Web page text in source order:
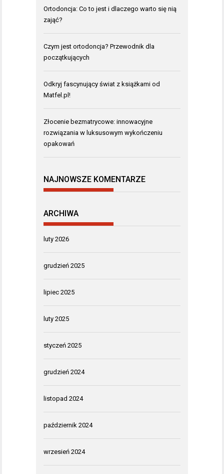
Ortodoncja: Co to jest i dlaczego warto się nią
zająć?
Czym jest ortodoncja? Przewodnik dla
początkujących
Odkryj fascynujący świat z książkami od
Matfel.pl!
Złocenie bezmatrycowe: innowacyjne
rozwiązania w luksusowym wykończeniu
opakowań
NAJNOWSZE KOMENTARZE
ARCHIWA
luty 2026
grudzień 2025
lipiec 2025
luty 2025
styczeń 2025
grudzień 2024
listopad 2024
październik 2024
wrzesień 2024